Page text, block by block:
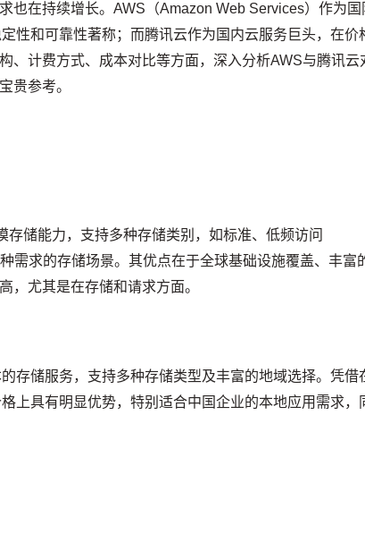
也在持续增长。AWS（Amazon Web Services）作为国
性和可靠性著称；而腾讯云作为国内云服务巨头，在价
、计费方式、成本对比等方面，深入分析AWS与腾讯云
贵参考。
储能力，支持多种存储类别，如标准、低频访问
需求的存储场景。其优点在于全球基础设施覆盖、丰富
，尤其是在存储和请求方面。
存储服务，支持多种存储类型及丰富的地域选择。凭借
上具有明显优势，特别适合中国企业的本地应用需求，